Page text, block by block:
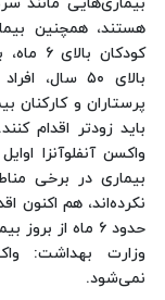
بیماری‌هایی مانند
هستند، همچنین
بالای ٥٠
پرستاران و کارکنان
باید زودتر اقدام
واکسن آنفلوآنزا
بیماری در برخی
نکرده‌اند، هم اکنون
حدود ٦ ماه از بروز بیماری آنفلوآنزا پیشگیری کند.
وزارت بهداشت:
نمی‌شود.